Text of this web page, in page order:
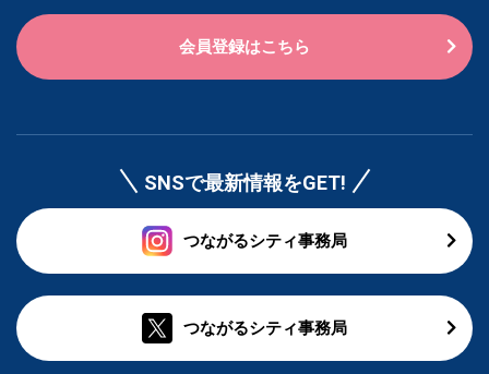
会員登録はこちら
SNSで最新情報をGET!
つながるシティ事務局
つながるシティ事務局